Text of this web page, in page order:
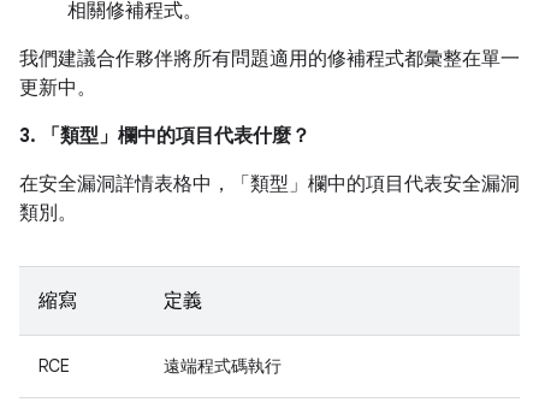
相關修補程式。
我們建議合作夥伴將所有問題適用的修補程式都彙整在單一
更新中。
3. 「類型」 欄中的項目代表什麼？
在安全漏洞詳情表格中，「類型」 欄中的項目代表安全漏洞
類別。
縮寫 定義
RCE 遠端程式碼執行